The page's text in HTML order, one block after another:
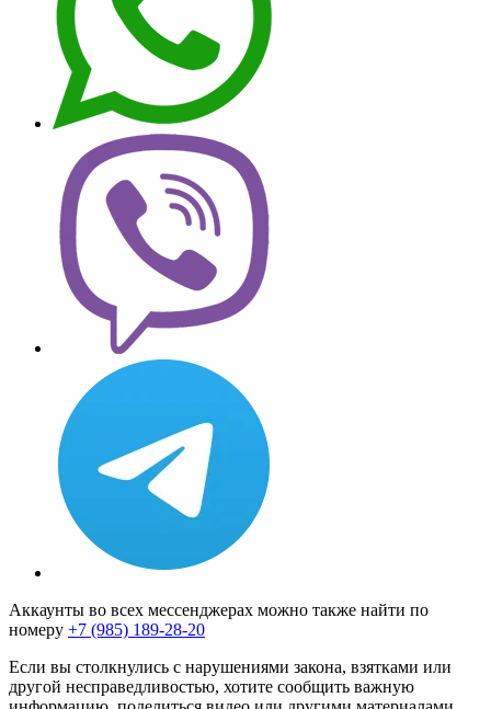
Аккаунты во всех мессенджерах можно также найти по
номеру +7 (985) 189-28-20
Если вы столкнулись с нарушениями закона, взятками или
другой несправедливостью, хотите сообщить важную